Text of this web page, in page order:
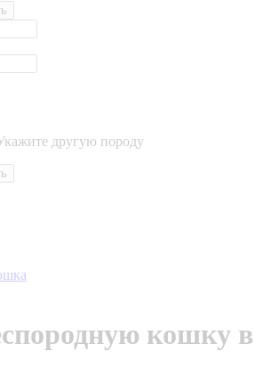
другую породу
кошку в